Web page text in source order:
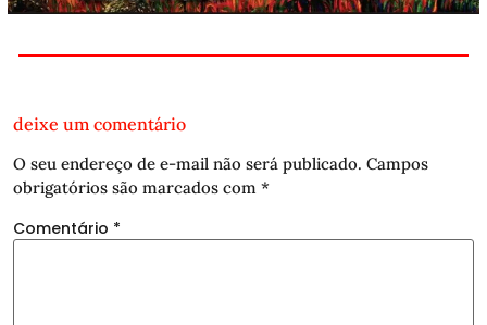
deixe um comentário
O seu endereço de e-mail não será publicado. Campos
obrigatórios são marcados com *
Comentário *